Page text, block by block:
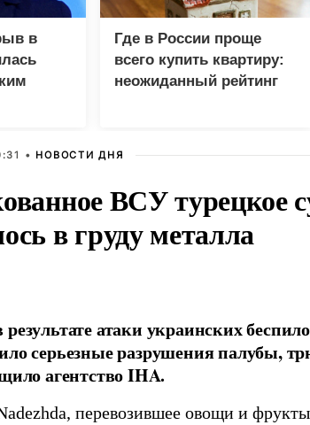
в
Где в России проще
всего купить квартиру:
неожиданный рейтинг
• НОВОСТИ ДНЯ
ВСУ турецкое
в груду металла
атаки украинских
серьезные разрушения палубы,
агентство IHA.
перевозившее овощи и